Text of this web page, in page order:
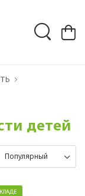
детей